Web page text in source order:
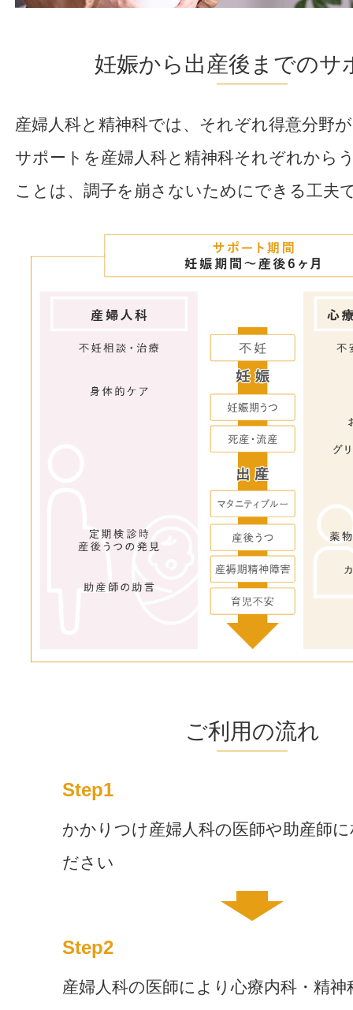
妊娠から出産後までのサ
産婦人科と精神科では、それぞれ得意分野
サポートを産婦人科と精神科それぞれから
ことは、調子を崩さないためにできる工夫
ご利用の流れ
Step1
かかりつけ産婦人科の医師や助産師
ださい
Step2
産婦人科の医師により心療内科・精神